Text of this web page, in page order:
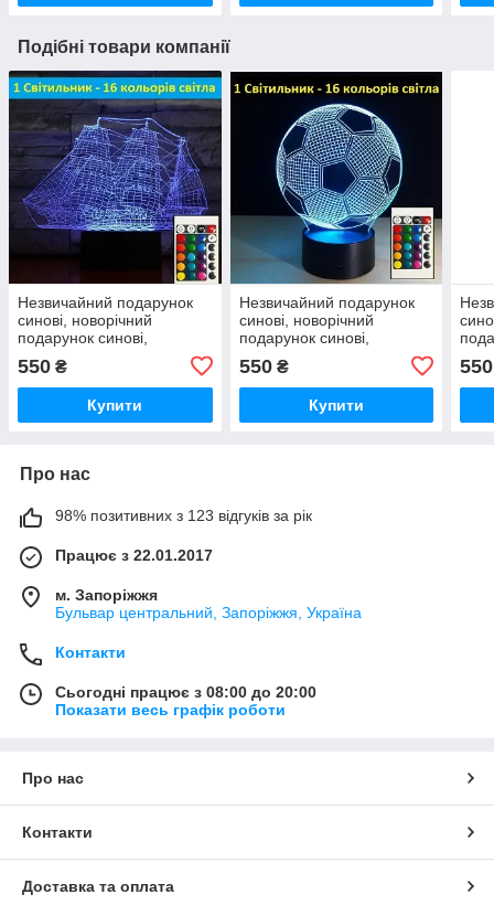
Подібні товари компанії
Незвичайний подарунок
синові, новорічний
подарунок синові,
оригінальний подарунок
синові,
550 ₴
Купити
Незвичайний подарунок
синові, новорічний
подарунок синові,
оригінальний подарунок
синові,
550₴
Купити
550
Про нас
98% позитивних з 123 відгуків за рік
Працює з 22.01.2017
м. Запоріжжя
Бульвар центральний, Запоріжжя, Україна
Контакти
Сьогодні працює з 08:00 до 20:00
Показати весь графік роботи
Про нас
Контакти
Доставка та оплата